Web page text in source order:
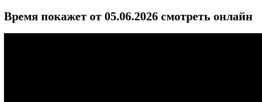
Время покажет от 05.06.2026 смотреть онлайн